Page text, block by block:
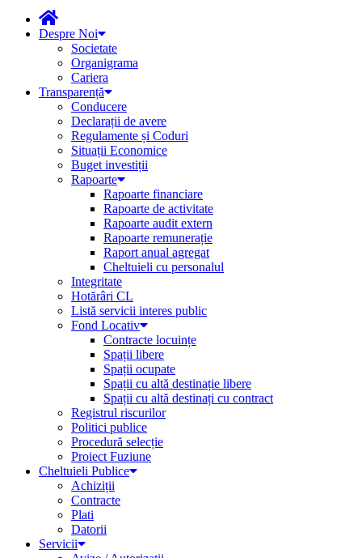
Despre Noi
Societate
Organigrama
Cariera
Transparență
Conducere
Declarații de avere
Regulamente și Coduri
Situații Economice
Buget investiții
Rapoarte
Rapoarte financiare
Rapoarte de activitate
Rapoarte audit extern
Rapoarte remunerație
Raport anual agregat
Cheltuieli cu personalul
Integritate
Hotărâri CL
Listă servicii interes public
Fond Locativ
Contracte locuințe
Spații libere
Spații ocupate
Spații cu altă destinație libere
Spații cu altă destinați cu contract
Registrul riscurilor
Politici publice
Procedură selecție
Proiect Fuziune
Cheltuieli Publice
Achiziții
Contracte
Plati
Datorii
Servicii